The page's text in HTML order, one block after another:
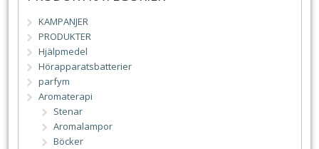
KAMPANJER
PRODUKTER
Hjälpmedel
Hörapparatsbatterier
parfym
Aromaterapi
Stenar
Aromalampor
Böcker